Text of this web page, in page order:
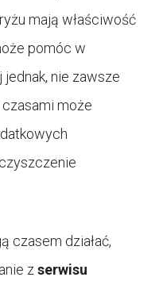
ryżu mają właściwość
pomóc w
nie zawsze
może
czasem działać,
z serwisu